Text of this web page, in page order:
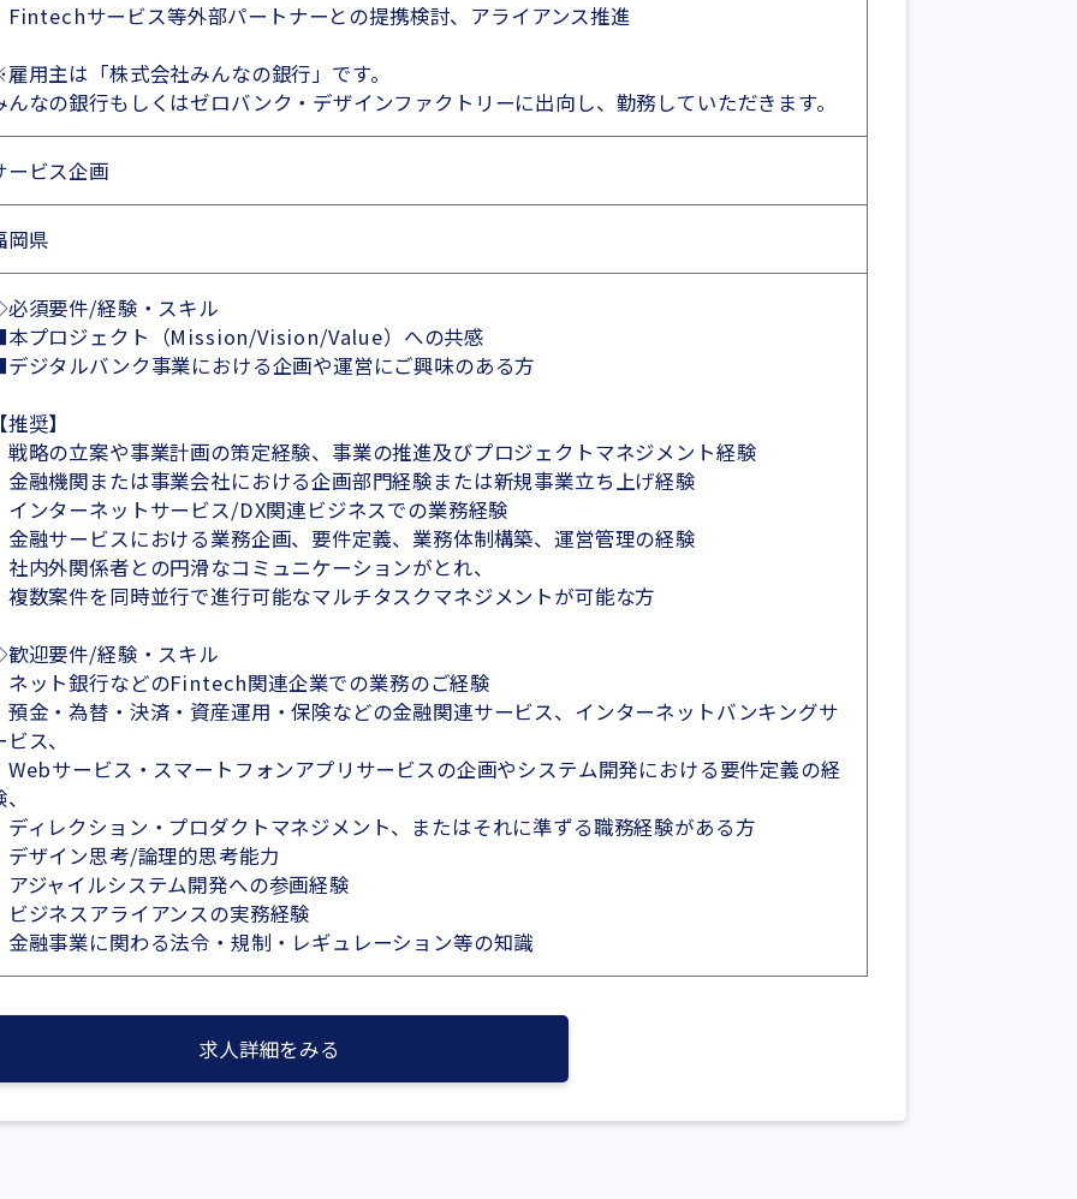
Fintechサービス等外部パートナーとの提携検討、アライアンス推進
用主は「株式会社みんなの銀行」です。
んなの銀行もしくはゼロバンク・デザインファクトリーに出向し、勤務していただきます。
ービス企画
岡県
須要件/経験・スキル
プロジェクト（Mission/Vision/Value）への共感
ジタルバンク事業における企画や運営にご興味のある方
奨】
戦略の立案や事業計画の策定経験、事業の推進及びプロジェクトマネジメント経験
金融機関または事業会社における企画部門経験または新規事業立ち上げ経験
インターネットサービス/DX関連ビジネスでの業務経験
金融サービスにおける業務企画、要件定義、業務体制構築、運営管理の経験
社内外関係者との円滑なコミュニケーションがとれ、
数案件を同時並行で進行可能なマルチタスクマネジメントが可能な方
迎要件/経験・スキル
ネット銀行などのFintech関連企業での業務のご経験
預金・為替・決済・資産運用・保険などの金融関連サービス、インターネットバンキングサ
ス、
サービス・スマートフォンアプリサービスの企画やシステム開発における要件定義の経
ィレクション・プロダクトマネジメント、またはそれに準ずる職務経験がある方
デザイン思考/論理的思考能力
アジャイルシステム開発への参画経験
ビジネスアライアンスの実務経験
金融事業に関わる法令・規制・レギュレーション等の知識
求人詳細をみる